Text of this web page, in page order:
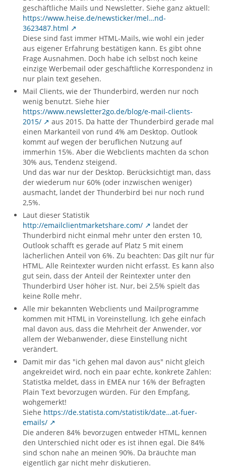
geschäftliche Mails und Newsletter. Siehe ganz aktuell:
https://www.heise.de/newsticker/mel…nd-
3623487.html
Diese sind fast immer HTML-Mails, wie wohl ein jeder
aus eigener Erfahrung bestätigen kann. Es gibt ohne
Frage Ausnahmen. Doch habe ich selbst noch keine
einzige Werbemail oder geschäftliche Korrespondenz in
nur plain text gesehen.
Mail Clients, wie der Thunderbird, werden nur noch
wenig benutzt. Siehe hier
https://www.newsletter2go.de/blog/e-mail-clients-
2015/
aus 2015. Da hatte der Thunderbird gerade mal
einen Markanteil von rund 4% am Desktop. Outlook
kommt auf wegen der beruflichen Nutzung auf
immerhin 15%. Aber die Webclients machten da schon
30% aus, Tendenz steigend.
Und das war nur der Desktop. Berücksichtigt man, dass
der wiederum nur 60% (oder inzwischen weniger)
ausmacht, landet der Thunderbird bei nur noch rund
2,5%.
Laut dieser Statistik
http://emailclientmarketshare.com/
landet der
Thunderbird nicht einmal mehr unter den ersten 10,
Outlook schafft es gerade auf Platz 5 mit einem
lächerlichen Anteil von 6%. Zu beachten: Das gilt nur für
HTML. Alle Reintexter wurden nicht erfasst. Es kann also
gut sein, dass der Anteil der Reintexter unter den
Thunderbird User höher ist. Nur, bei 2,5% spielt das
keine Rolle mehr.
Alle mir bekannten Webclients und Mailprogramme
kommen mit HTML in Voreinstellung. Ich gehe einfach
mal davon aus, dass die Mehrheit der Anwender, vor
allem der Webanwender, diese Einstellung nicht
verändert.
Damit mir das "ich gehen mal davon aus" nicht gleich
angekreidet wird, noch ein paar echte, konkrete Zahlen:
Statistka meldet, dass in EMEA nur 16% der Befragten
Plain Text bevorzugen würden. Für den Empfang,
wohgemerkt!
Siehe https://de.statista.com/statistik/date…at-fuer-
emails/
Die anderen 84% bevorzugen entweder HTML, kennen
den Unterschied nicht oder es ist ihnen egal. Die 84%
sind schon nahe an meinen 90%. Da bräuchte man
eigentlich gar nicht mehr diskutieren.